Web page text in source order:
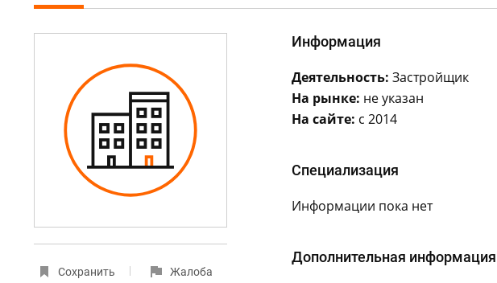
Сохранить Жалоба
Информация
Деятельность: Застройщик
На рынке: не указан
На сайте: с 2014
Специализация
Информации пока нет
Дополнительная информация